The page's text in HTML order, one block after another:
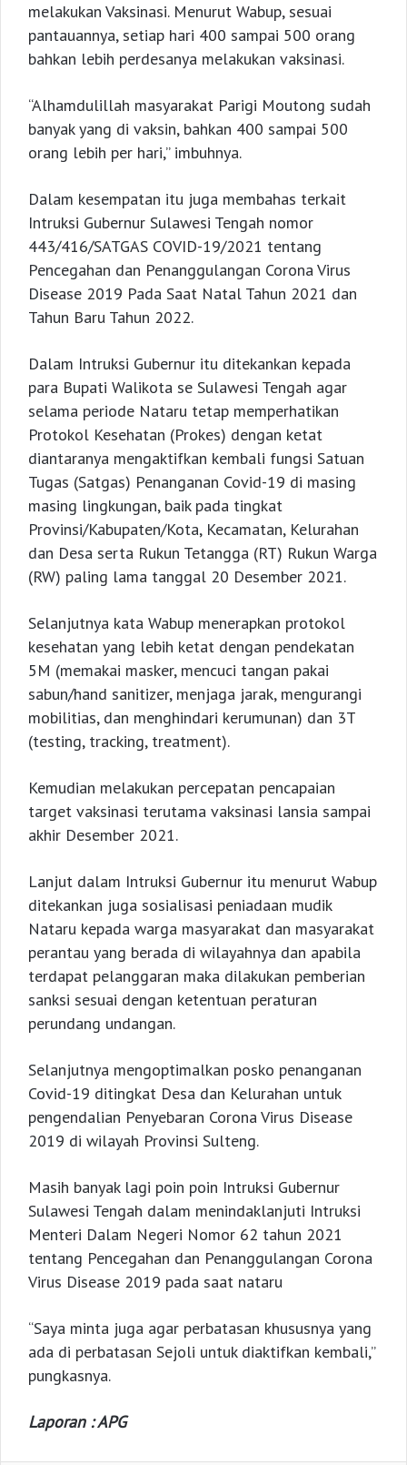
melakukan Vaksinasi. Menurut Wabup, sesuai
pantauannya, setiap hari 400 sampai 500 orang
bahkan lebih perdesanya melakukan vaksinasi.
“Alhamdulillah masyarakat Parigi Moutong sudah
banyak yang di vaksin, bahkan 400 sampai 500
orang lebih per hari,” imbuhnya.
Dalam kesempatan itu juga membahas terkait
Intruksi Gubernur Sulawesi Tengah nomor
443/416/SATGAS COVID-19/2021 tentang
Pencegahan dan Penanggulangan Corona Virus
Disease 2019 Pada Saat Natal Tahun 2021 dan
Tahun Baru Tahun 2022.
Dalam Intruksi Gubernur itu ditekankan kepada
para Bupati Walikota se Sulawesi Tengah agar
selama periode Nataru tetap memperhatikan
Protokol Kesehatan (Prokes) dengan ketat
diantaranya mengaktifkan kembali fungsi Satuan
Tugas (Satgas) Penanganan Covid-19 di masing
masing lingkungan, baik pada tingkat
Provinsi/Kabupaten/Kota, Kecamatan, Kelurahan
dan Desa serta Rukun Tetangga (RT) Rukun Warga
(RW) paling lama tanggal 20 Desember 2021.
Selanjutnya kata Wabup menerapkan protokol
kesehatan yang lebih ketat dengan pendekatan
5M (memakai masker, mencuci tangan pakai
sabun/hand sanitizer, menjaga jarak, mengurangi
mobilitias, dan menghindari kerumunan) dan 3T
(testing, tracking, treatment).
Kemudian melakukan percepatan pencapaian
target vaksinasi terutama vaksinasi lansia sampai
akhir Desember 2021.
Lanjut dalam Intruksi Gubernur itu menurut Wabup
ditekankan juga sosialisasi peniadaan mudik
Nataru kepada warga masyarakat dan masyarakat
perantau yang berada di wilayahnya dan apabila
terdapat pelanggaran maka dilakukan pemberian
sanksi sesuai dengan ketentuan peraturan
perundang undangan.
Selanjutnya mengoptimalkan posko penanganan
Covid-19 ditingkat Desa dan Kelurahan untuk
pengendalian Penyebaran Corona Virus Disease
2019 di wilayah Provinsi Sulteng.
Masih banyak lagi poin poin Intruksi Gubernur
Sulawesi Tengah dalam menindaklanjuti Intruksi
Menteri Dalam Negeri Nomor 62 tahun 2021
tentang Pencegahan dan Penanggulangan Corona
Virus Disease 2019 pada saat nataru
“Saya minta juga agar perbatasan khususnya yang
ada di perbatasan Sejoli untuk diaktifkan kembali,”
pungkasnya.
Laporan : APG